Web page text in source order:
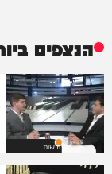
הנצפים
חדשות